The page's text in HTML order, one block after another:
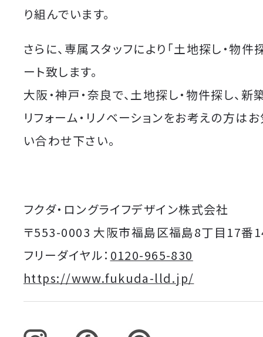
り組んでいます。
さらに、専属スタッフにより「土地探し・物件
ート致します。
大阪・神戸・奈良で、土地探し・物件探し、新
リフォーム・リノベーションをお考えの方は
い合わせ下さい。
フクダ・ロングライフデザイン株式会社
〒553-0003 大阪市福島区福島8丁目17番
フリーダイヤル： 0120-965-830
https://www.fukuda-lld.jp/